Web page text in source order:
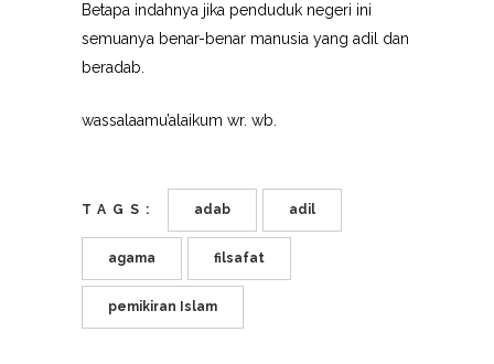
Betapa indahnya jika penduduk negeri ini
semuanya benar-benar manusia yang adil dan
beradab.
wassalaamu’alaikum wr. wb.
TAGS: adab adil
agama filsafat
pemikiran Islam